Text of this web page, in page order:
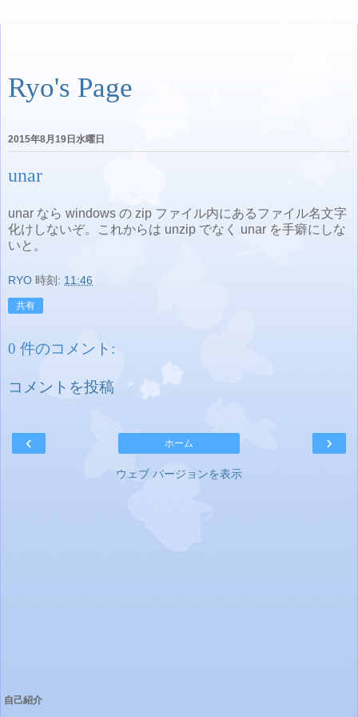
Ryo's Page
2015年8月19日水曜日
unar
unar なら windows の zip ファイル内にあるファイル名文字
化けしないぞ。これからは unzip でなく unar を手癖にしな
いと。
RYO 時刻: 11:46
共有
0 件のコメント:
コメントを投稿
‹ ›
ホーム
ウェブ バージョンを表示
自己紹介